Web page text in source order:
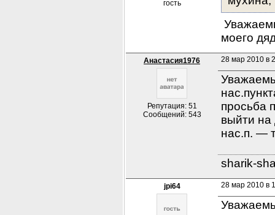
гость
моего
Анастасия1976
Репутация: 51
Сообщений: 543
28 мар 2010 в
просьба
выйти на
нас.п. —
sharik-
jpi64 28 мар 2010 в